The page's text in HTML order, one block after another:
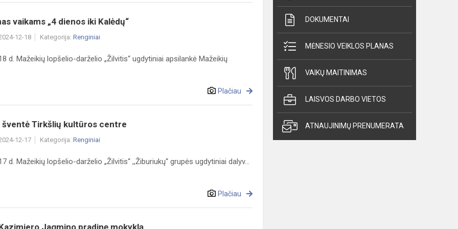
vaikams „4 dienos iki Kalėdų“
12-18 Kategorija: Renginiai
d. Mažeikių lopšelio-darželio „Žilvitis“ ugdytiniai apsilankė Mažeikių
Plačiau
šventė Tirkšlių kultūros centre
12-17 Kategorija: Renginiai
d. Mažeikių lopšelio-darželio „Žilvitis“ ,,Žiburiukų‘‘ grupės ugdytiniai dalyv...
Plačiau
Jagmino pradinę mokyklą
DOKUMENTAI
MĖNESIO VEIKLOS PLANAS
VAIKŲ MAITINIMAS
LAISVOS DARBO VIETOS
ATNAUJINIMŲ PRENUMERATA